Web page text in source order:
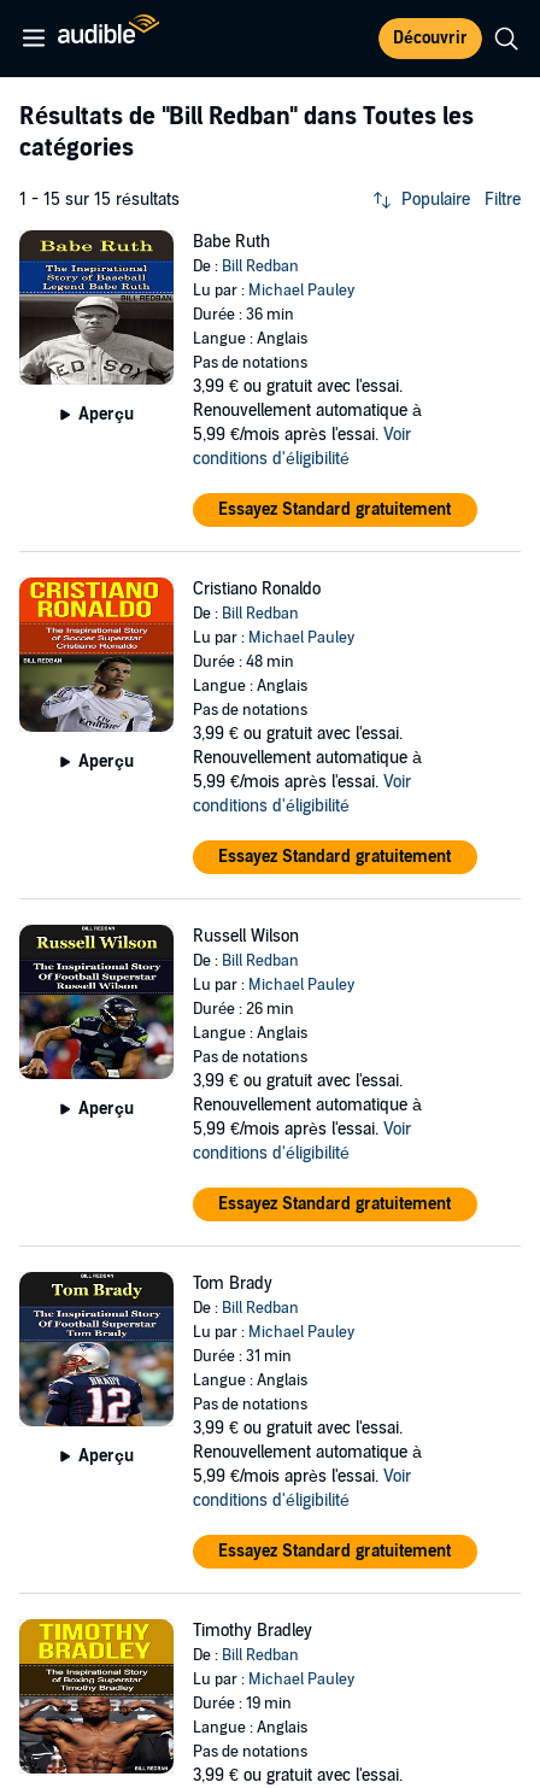
Découvrir
Résultats de "Bill Redban" dans Toutes les
catégories
1 - 15 sur 15 résultats Populaire Filtre
Aperçu
Babe Ruth
De : Bill Redban
Lu par : Michael Pauley
Durée : 36 min
Langue : Anglais
Pas de notations
3,99 € ou gratuit avec l'essai.
Renouvellement automatique à
5,99 €/mois après l'essai. Voir
conditions d'éligibilité
Essayez Standard gratuitement
Aperçu
Cristiano Ronaldo
De : Bill Redban
Lu par : Michael Pauley
Durée : 48 min
Langue : Anglais
Pas de notations
3,99 € ou gratuit avec l'essai.
Renouvellement automatique à
5,99 €/mois après l'essai. Voir
conditions d'éligibilité
Essayez Standard gratuitement
Aperçu
Russell Wilson
De : Bill Redban
Lu par : Michael Pauley
Durée : 26 min
Langue : Anglais
Pas de notations
3,99 € ou gratuit avec l'essai.
Renouvellement automatique à
5,99 €/mois après l'essai. Voir
conditions d'éligibilité
Essayez Standard gratuitement
Aperçu
Tom Brady
De : Bill Redban
Lu par : Michael Pauley
Durée : 31 min
Langue : Anglais
Pas de notations
3,99 € ou gratuit avec l'essai.
Renouvellement automatique à
5,99 €/mois après l'essai. Voir
conditions d'éligibilité
Essayez Standard gratuitement
Timothy Bradley
De : Bill Redban
Lu par : Michael Pauley
Durée : 19 min
Langue : Anglais
Pas de notations
3,99 € ou gratuit avec l'essai.